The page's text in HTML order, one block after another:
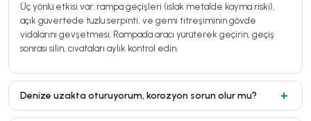
Üç yönlü etkisi var: rampa geçişleri (ıslak metalde kayma riski),
açık güvertede tuzlu serpinti, ve gemi titreşiminin gövde
vidalarını gevşetmesi. Rampada aracı yürüterek geçirin, geçiş
sonrası silin, cıvataları aylık kontrol edin.
Denize uzakta oturuyorum, korozyon sorun olur mu?